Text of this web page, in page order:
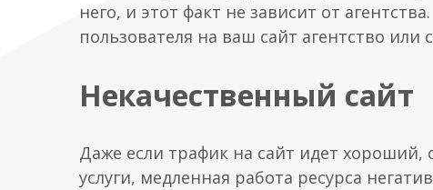
него, и этот факт не зависит от
пользователя на ваш сайт агентство или
Некачественный сайт
Даже если трафик на сайт идет хороший,
услуги, медленная работа ресурса